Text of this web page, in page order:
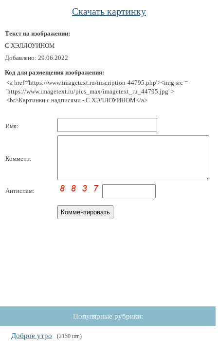
Скачать картинку
Текст на изображении:
С ХЭЛЛОУИНОМ
Добавлено: 29.06.2022
Код для размещения изображения:
<a href='https://www.imagetext.ru/inscription-44795.php'><img src =
'https://www.imagetext.ru/pics_max/imagetext_ru_44795.jpg' >
<br>Картинки с надписями - С ХЭЛЛОУИНОМ</a>
Имя:
Коммент:
Антиспам:
Популярные рубрики:
Доброе утро (2150 шт.)